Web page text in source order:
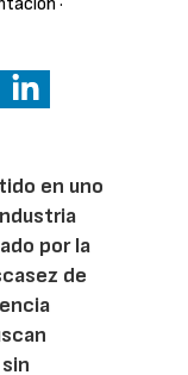
en uno
por la
de